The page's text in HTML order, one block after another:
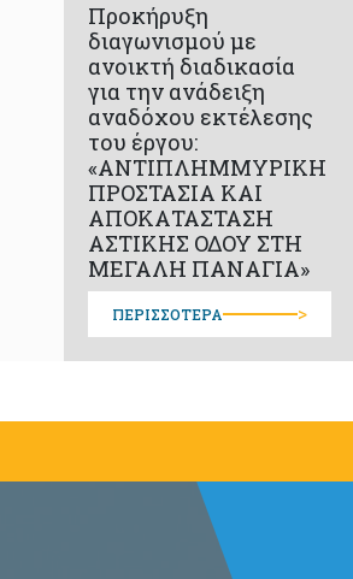
Προκήρυξη
διαγωνισμού με
ανοικτή διαδικασία
για την ανάδειξη
αναδόχου εκτέλεσης
του έργου:
«ΑΝΤΙΠΛΗΜΜΥΡΙΚΗ
ΠΡΟΣΤΑΣΙΑ ΚΑΙ
ΑΠΟΚΑΤΑΣΤΑΣΗ
ΑΣΤΙΚΗΣ ΟΔΟΥ ΣΤΗ
ΜΕΓΑΛΗ ΠΑΝΑΓΙΑ»
ΠΕΡΙΣΣΟΤΕΡΑ >